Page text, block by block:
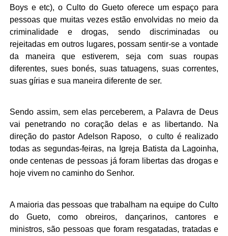
Boys e etc), o Culto do Gueto oferece um espaço para
pessoas que muitas vezes estão envolvidas no meio da
criminalidade e drogas, sendo discriminadas ou
rejeitadas em outros lugares, possam sentir-se a vontade
da maneira que estiverem, seja com suas roupas
diferentes, sues bonés, suas tatuagens, suas correntes,
suas gírias e sua maneira diferente de ser.
Sendo assim, sem elas perceberem, a Palavra de Deus
vai penetrando no coração delas e as libertando. Na
direção do pastor Adelson Raposo,
o culto é realizado
todas as segundas-feiras, na Igreja Batista da Lagoinha,
onde centenas de pessoas já foram libertas das drogas e
hoje vivem no caminho do Senhor.
A maioria das pessoas que trabalham na equipe do Culto
do Gueto, como obreiros, dançarinos, cantores e
ministros, são pessoas que foram resgatadas, tratadas e